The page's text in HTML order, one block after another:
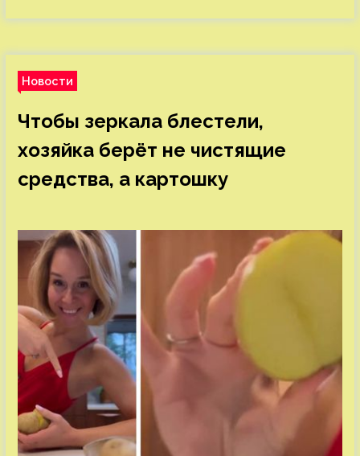
Новости
Чтобы зеркала блестели,
хозяйка берёт не чистящие
средства, а картошку